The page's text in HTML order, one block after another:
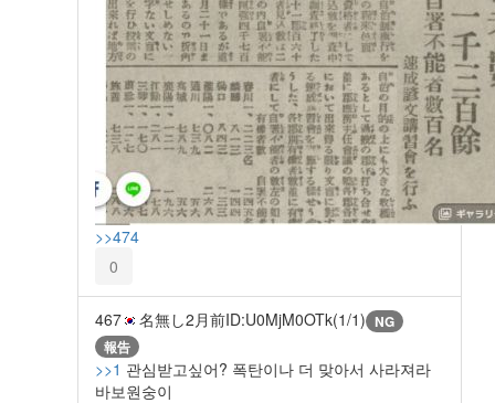
>>474
0
467 名無し2月前ID:U0MjM0OTk(1/1) NG
報告
>>1 관심받고싶어? 폭탄이나 더 맞아서 사라져라
바보원숭이